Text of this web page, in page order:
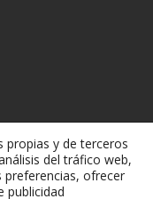
propias y de terceros
del tráfico web,
preferencias, ofrecer
publicidad